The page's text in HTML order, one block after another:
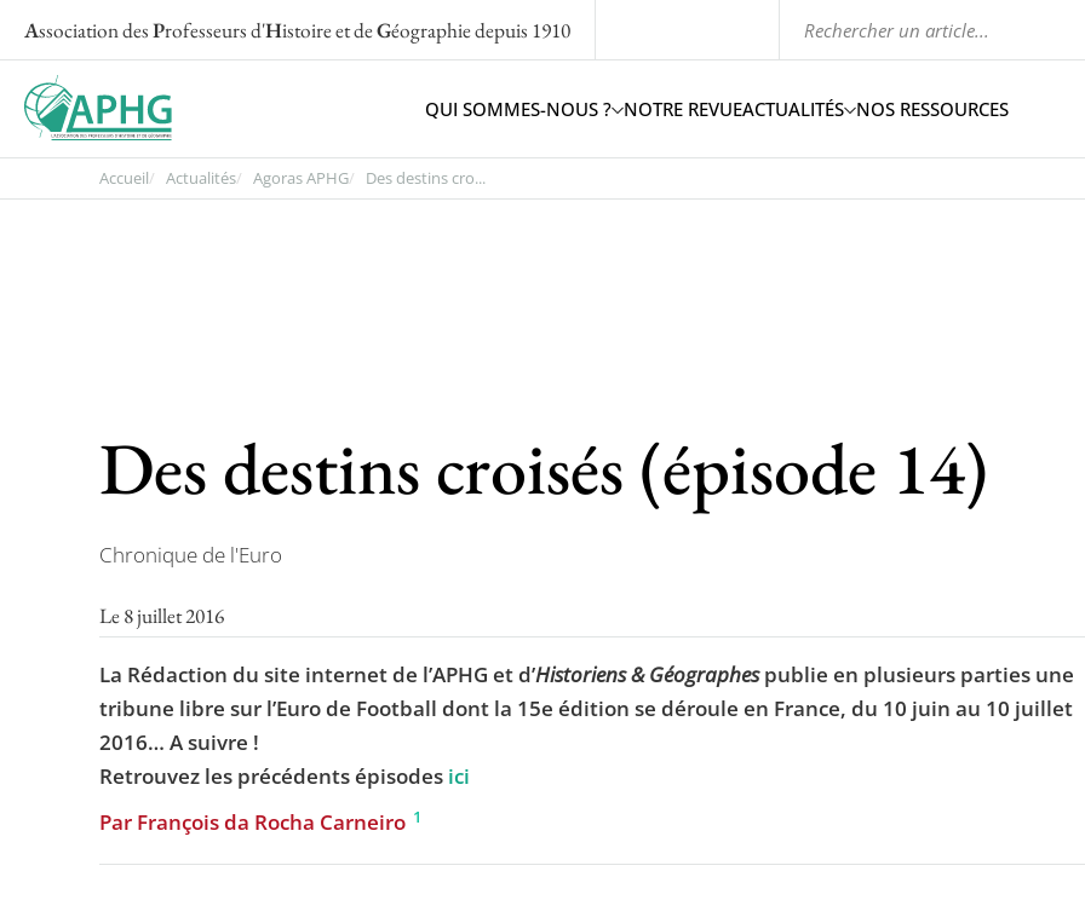
Association desProfesseurs d'Histoire et deGéographiedepuis 1910
QUI SOMMES-NOUS ? NOTRE REVUEACTUALITÉS NOS RESSOURCES
Accueil Actualités Agoras APHG Des destins cro...
Des destins croisés (épisode 14)
Chronique de l'Euro
Le 8 juillet 2016
La Rédaction du site internet de l’APHG et d’Historiens & Géographespublie en plusieurs parties une
tribune libre sur l’Euro de Football dont la 15e édition se déroule en France, du 10 juin au 10 juillet
2016… A suivre !
Retrouvez les précédents épisodes ici
Par François da Rocha Carneiro 1